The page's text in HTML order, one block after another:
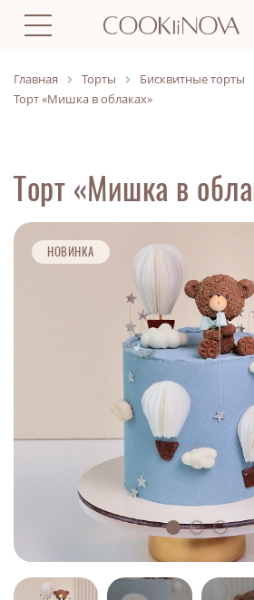
Главная Торты Бисквитные торты
Торт «Мишка в облаках»
Торт «Мишка в
НОВИНКА